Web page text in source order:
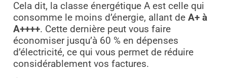
Cela dit, la classe énergétique A est celle qui
consomme le moins d’énergie, allant de A+ à
A++++. Cette dernière peut vous faire
économiser jusqu’à 60 % en dépenses
d’électricité, ce qui vous permet de réduire
considérablement vos factures.